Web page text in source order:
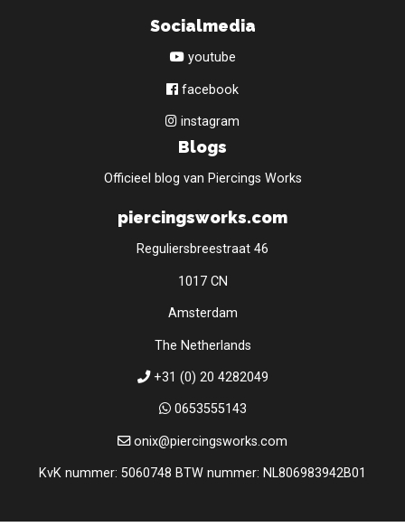
Socialmedia
youtube
facebook
instagram
Blogs
Officieel blog van Piercings Works
piercingsworks.com
Reguliersbreestraat 46
1017 CN
Amsterdam
The Netherlands
+31 (0) 20 4282049
0653555143
onix@piercingsworks.com
KvK nummer: 5060748 BTW nummer: NL806983942B01